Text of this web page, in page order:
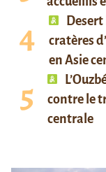
cratères
en Asie
contre le
centrale